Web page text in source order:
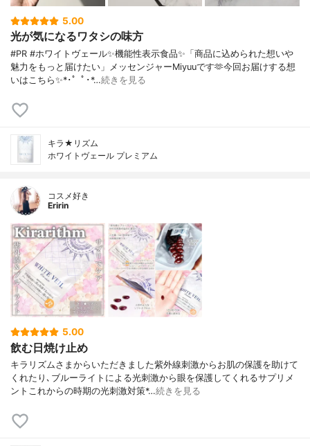
5.00
光が気になるワタシの味方
#PR #ホワイトヴェール✨機能性表示食品✨「商品に込められた想いや
魅力をもっと届けたい」メッセンジャーMiyuuです🫶今回お届けする想
いはこちら✨*･゜ﾟ･*…続きを見る
キラ★リズム
ホワイトヴェール プレミアム
コスメ好き
Eririn
5.00
飲む日焼け止め
キラリズムさまからいただきました紫外線刺激からお肌の保護を助けて
くれたり､ブルーライトによる光刺激から眼を保護してくれるサプリメ
ントこれからの時期の光刺激対策*…続きを見る